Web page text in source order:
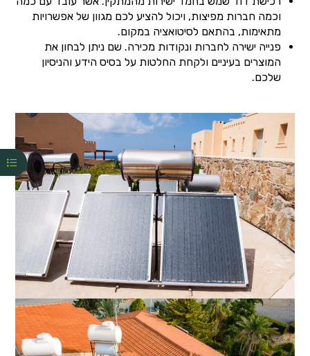
וכמה חברות מפיצות, ויכול להציע לכם מגוון של אפשרויות
מתאימות, בהתאם לסיטואציה במקום.
פנייה ישירה לחברות ונקודות מכירה. שם ניתן לבחון את
המוצרים בעיניים ולקחת החלטות על בסיס הידע והניסיון
שלכם.